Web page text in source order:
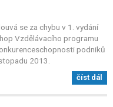
se za chybu v 1. vydání
Vzdělávacího programu
podniků
2013.
číst dál